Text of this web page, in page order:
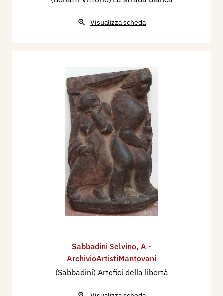
Visualizza scheda
Sabbadini Selvino, A -
ArchivioArtistiMantovani
(Sabbadini) Artefici della libertà